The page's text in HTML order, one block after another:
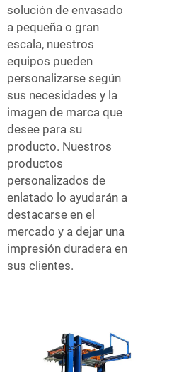
solución de envasado
a pequeña o gran
escala, nuestros
equipos pueden
personalizarse según
sus necesidades y la
imagen de marca que
desee para su
producto. Nuestros
productos
personalizados de
enlatado lo ayudarán a
destacarse en el
mercado y a dejar una
impresión duradera en
sus clientes.